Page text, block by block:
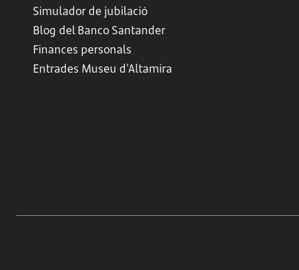
Simulador de jubilació
Blog del Banco Santander
Finances personals
Entrades Museu d'Altamira